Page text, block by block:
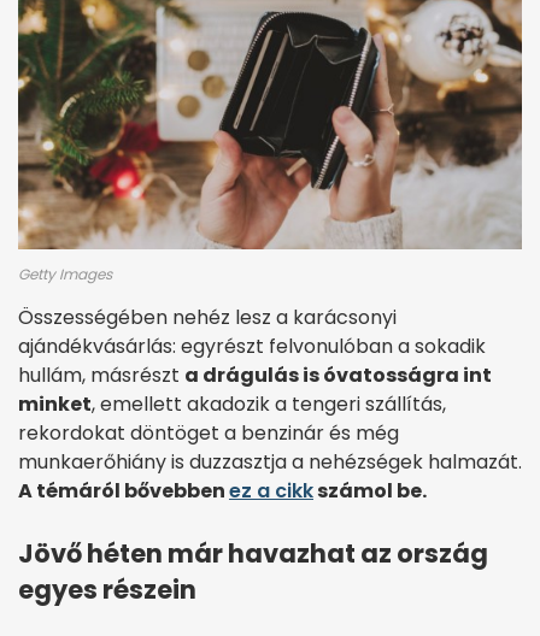
Getty Images
Összességében nehéz lesz a karácsonyi
ajándékvásárlás: egyrészt felvonulóban a sokadik
hullám, másrészt a drágulás is óvatosságra int
minket, emellett akadozik a tengeri szállítás,
rekordokat döntöget a benzinár és még
munkaerőhiány is duzzasztja a nehézségek halmazát.
A témáról bővebbenez a cikkszámol be.
Jövő héten már havazhat az ország
egyes részein